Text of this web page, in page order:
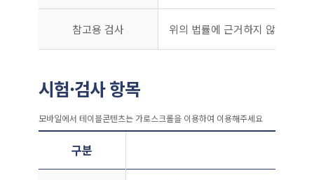
참고용 검사 위의 법률에 근거하지 않고, 필
시험·검사 항목
구분